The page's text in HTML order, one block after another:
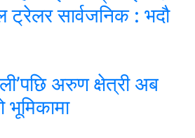
सार्वजनिक : भदौ
अरुण क्षेत्री अब
भूमिकामा